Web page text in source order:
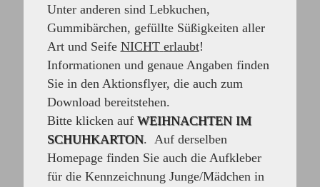
Unter anderen sind Lebkuchen,
Gummibärchen, gefüllte Süßigkeiten aller
Art und Seife NICHT erlaubt!
Informationen und genaue Angaben finden
Sie in den Aktionsflyer, die auch zum
Download bereitstehen.
Bitte klicken auf WEIHNACHTEN IM
SCHUHKARTON. Auf derselben
Homepage finden Sie auch die Aufkleber
für die Kennzeichnung Junge/Mädchen in